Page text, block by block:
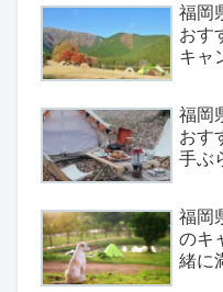
福岡
おす
キャ
福岡
おす
手ぶ
福岡
のキ
緒に